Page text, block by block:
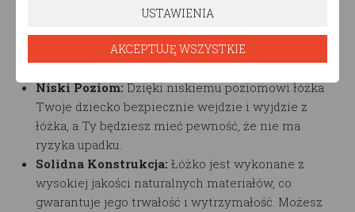
formie uroczego domku, co nadaje mu
dzieci, jak i dorosłych. To idealne miejsce do
Niski Poziom:Dzięki niskiemu poziomowi łóżka
Twoje dziecko bezpiecznie wejdzie i wyjdzie z
łóżka, a Ty będziesz mieć pewność, że nie ma
ryzyka upadku.
Solidna Konstrukcja: Łóżko jest wykonane z
wysokiej jakości naturalnych materiałów, co
gwarantuje jego trwałość i wytrzymałość. Możesz
USTAWIENIA
AKCEPTUJĘ WSZYSTKIE